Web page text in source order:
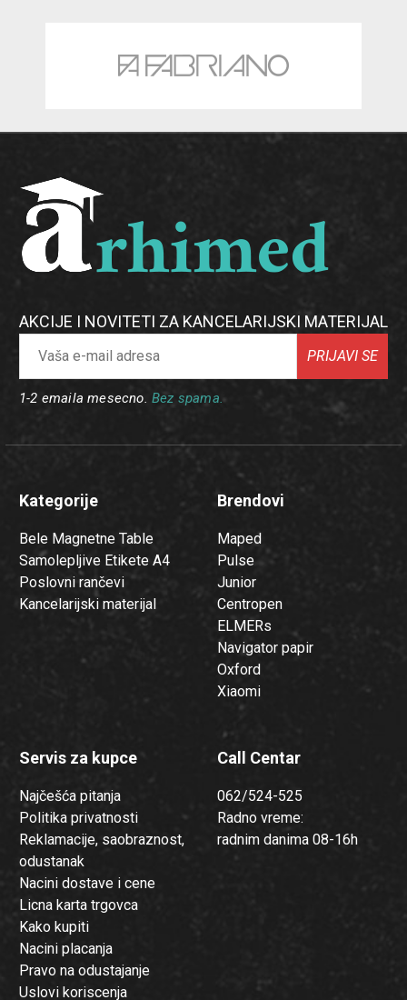
AKCIJE I NOVITETI ZA KANCELARIJSKI MATERIJAL
PRIJAVI SE
1-2 emaila mesecno. Bez spama.
Kategorije
Bele Magnetne Table
Samolepljive Etikete A4
Poslovni rančevi
Kancelarijski materijal
Brendovi
Maped
Pulse
Junior
Centropen
ELMERs
Navigator papir
Oxford
Xiaomi
Servis za kupce
Najčešća pitanja
Politika privatnosti
Reklamacije, saobraznost,
odustanak
Nacini dostave i cene
Licna karta trgovca
Kako kupiti
Nacini placanja
Pravo na odustajanje
Uslovi koriscenja
Call Centar
062/524-525
Radno vreme:
radnim danima 08-16h